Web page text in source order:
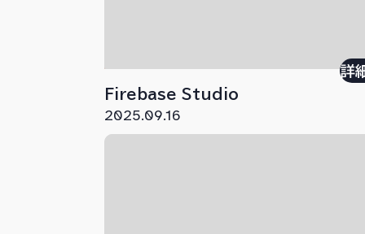
Firebase Studio
詳
2025.09.16